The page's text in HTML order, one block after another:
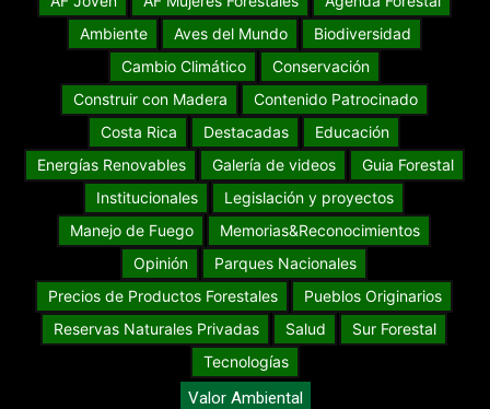
Ambiente
Aves del Mundo
Biodiversidad
Cambio Climático
Conservación
Construir con Madera
Contenido Patrocinado
Costa Rica
Destacadas
Educación
Energías Renovables
Galería de videos
Guia Forestal
Institucionales
Legislación y proyectos
Manejo de Fuego
Memorias&Reconocimientos
Opinión
Parques Nacionales
Precios de Productos Forestales
Pueblos Originarios
Reservas Naturales Privadas
Salud
Sur Forestal
Tecnologías
Valor Ambiental